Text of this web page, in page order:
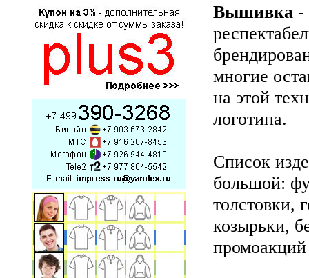
Вышивка -
многие
на этой
логотипа.
Список
большой:
толстовки,
козырьки,